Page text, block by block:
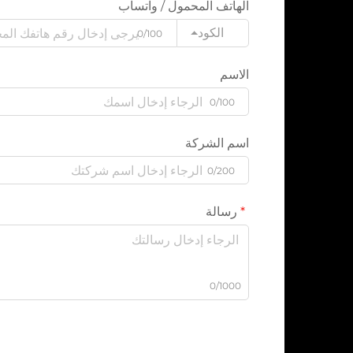
الهاتف المحمول / واتساب
الكود
0/100
الاسم
0/100
اسم الشركة
0/200
رسالة
0/1000